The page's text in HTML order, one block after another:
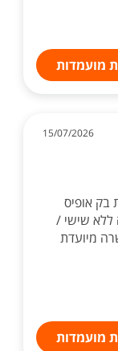
מועמדות
15/07/2026
בק אופיס
מלאה ללא שישי /
מיועדת
מועמדות